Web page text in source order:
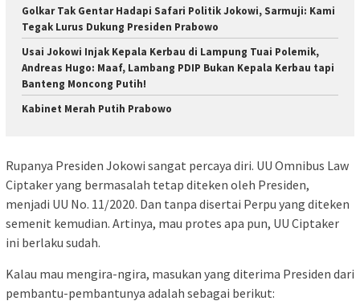
Golkar Tak Gentar Hadapi Safari Politik Jokowi, Sarmuji: Kami
Tegak Lurus Dukung Presiden Prabowo
Usai Jokowi Injak Kepala Kerbau di Lampung Tuai Polemik,
Andreas Hugo: Maaf, Lambang PDIP Bukan Kepala Kerbau tapi
Banteng Moncong Putih!
Kabinet Merah Putih Prabowo
Rupanya Presiden Jokowi sangat percaya diri. UU Omnibus Law
Ciptaker yang bermasalah tetap diteken oleh Presiden,
menjadi UU No. 11/2020. Dan tanpa disertai Perpu yang diteken
semenit kemudian. Artinya, mau protes apa pun, UU Ciptaker
ini berlaku sudah.
Kalau mau mengira-ngira, masukan yang diterima Presiden dari
pembantu-pembantunya adalah sebagai berikut: